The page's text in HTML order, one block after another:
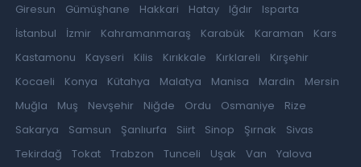
Giresun
Gümüşhane Hakkari Hatay Iğdır
Isparta
İstanbul
İzmir Kahramanmaraş Karabük Karaman
Kars
Kastamonu
Kayseri Kilis Kırıkkale Kırklareli
Kırşehir
Kocaeli
Konya Kütahya Malatya Manisa Mardin
Mersin
Muğla
Muş Nevşehir Niğde Ordu Osmaniye
Rize
Sakarya
Samsun Şanlıurfa Siirt Sinop Şırnak
Sivas
Tekirdağ
Tokat Trabzon Tunceli Uşak Van
Yalova